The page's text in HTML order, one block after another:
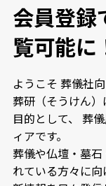
会員登録
覧可能に
ようこそ 葬儀社
葬研（そうけん
目的として、
葬
ィアです。
葬儀や仏壇・墓
れている方々に向